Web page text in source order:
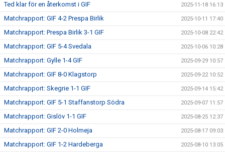
Ted klar för en återkomst i GIF 2025-11-18 16:13
Matchrapport: GIF 4-2 Prespa Birlik 2025-10-11 17:40
Matchrapport: Prespa Birlik 3-1 GIF 2025-10-08 22:42
Matchrapport: GIF 5-4 Svedala 2025-10-06 10:28
Matchrapport: Gylle 1-4 GIF 2025-09-29 10:57
Matchrapport: GIF 8-0 Klagstorp 2025-09-22 10:52
Matchrapport: Skegrie 1-1 GIF 2025-09-14 15:42
Matchrapport: GIF 5-1 Staffanstorp Södra 2025-09-07 11:57
Matchrapport: Gislöv 1-1 GIF 2025-08-25 12:37
Matchrapport: GIF 2-0 Holmeja 2025-08-17 09:03
Matchrapport: GIF 1-2 Hardeberga 2025-08-10 13:05